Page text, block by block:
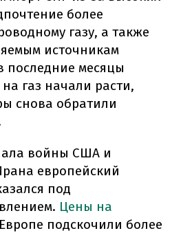
более
газу, а также
источникам
последние месяцы
газ начали расти,
снова обратили
войны США и
европейский
под
Цены на
подскочили более